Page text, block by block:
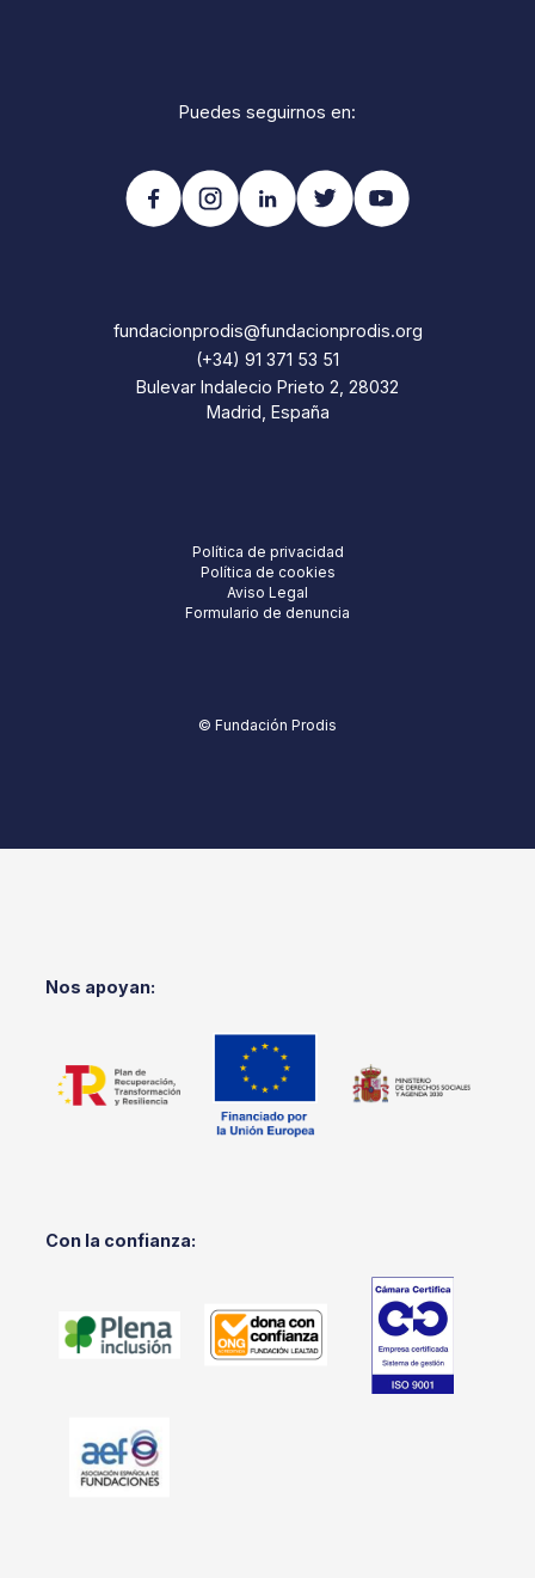
Puedes seguirnos en:
fundacionprodis@fundacionprodis.org
(+34) 91 371 53 51
Bulevar Indalecio Prieto 2, 28032
Madrid, España
Política de privacidad
Política de cookies
Aviso Legal
Formulario de denuncia
© Fundación Prodis
Nos apoyan:
Con la confianza: